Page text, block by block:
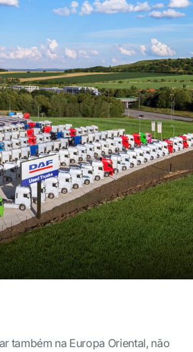
também na Europa Oriental, não